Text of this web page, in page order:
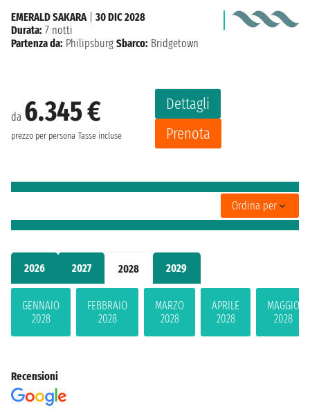
2026 2027 2028 2029
GENNAIO
2028
FEBBRAIO
2028
MARZO
2028
APRILE
2028
MAGGIO
2028
da 6.345 €
prezzo per persona Tasse incluse
Dettagli
Prenota
EMERALD SAKARA| 30 DIC 2028
Durata: 7 notti
Partenza da: Philipsburg Sbarco: Bridgetown
Ordina per
Recensioni